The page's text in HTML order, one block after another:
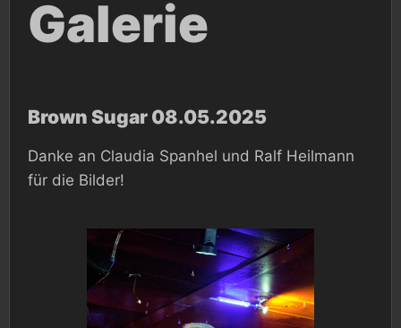
Galerie
Brown Sugar 08.05.2025
Danke an Claudia Spanhel und Ralf Heilmann
für die Bilder!